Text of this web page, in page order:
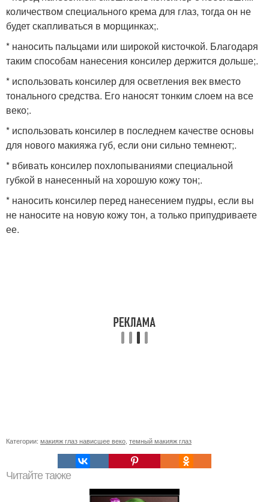
количеством специального крема для глаз, тогда он не
будет скапливаться в морщинках;.
* наносить пальцами или широкой кисточкой. Благодаря
таким способам нанесения консилер держится дольше;.
* использовать консилер для осветления век вместо
тонального средства. Его наносят тонким слоем на все
веко;.
* использовать консилер в последнем качестве основы
для нового макияжа губ, если они сильно темнеют;.
* вбивать консилер похлопываниями специальной
губкой в нанесенный на хорошую кожу тон;.
* наносить консилер перед нанесением пудры, если вы
не наносите на новую кожу тон, а только припудриваете
ее.
Категории: макияж глаз нависшее веко темный макияж глаз
Читайте также